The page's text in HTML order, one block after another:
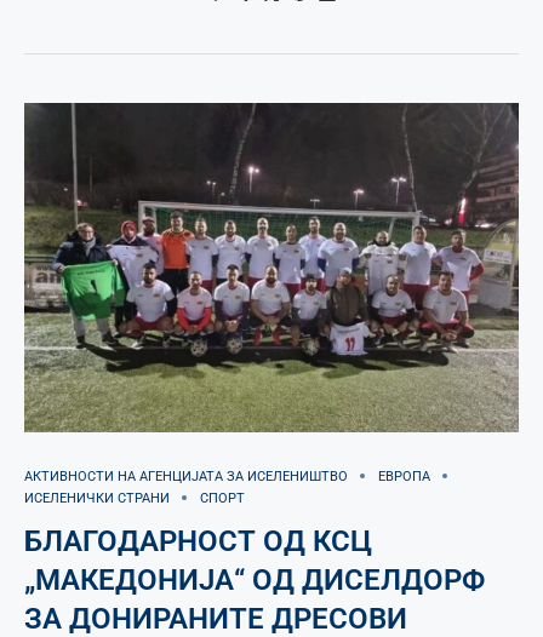
АКТИВНОСТИ НА АГЕНЦИЈАТА ЗА ИСЕЛЕНИШТВО
ЕВРОПА
ИСЕЛЕНИЧКИ СТРАНИ
СПОРТ
БЛАГОДАРНОСТ ОД КСЦ
„МАКЕДОНИЈА“ ОД ДИСЕЛДОРФ
ЗА ДОНИРАНИТЕ ДРЕСОВИ